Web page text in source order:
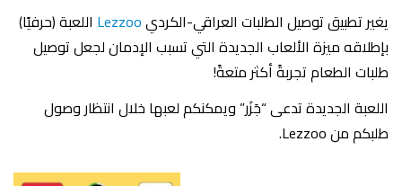
يغير تطبيق توصيل الطلبات العراقي-الكرديLezzooاللعبة (حرفيًا)
بإطلاقه ميزة الألعاب الجديدة التي تسبب الإدمان لجعل توصيل
طلبات الطعام تجربةً أكثر متعةً!
اللعبة الجديدة تدعى “جَزَر” ويمكنكم لعبها خلال انتظار وصول
طلبكم من Lezzoo.